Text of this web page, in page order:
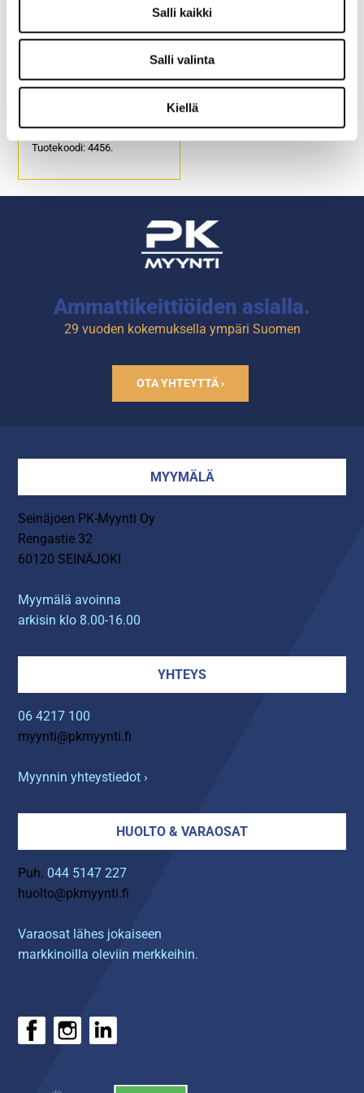
Salli kaikki
Salli valinta
Kiellä
suikaleterä H8
Tuotekoodi: 4456.
Ammattikeittiöiden asialla.
29 vuoden kokemuksella ympäri Suomen
OTA YHTEYTTÄ ›
MYYMÄLÄ
Seinäjoen PK-Myynti Oy
Rengastie 32
60120 SEINÄJOKI
Myymälä avoinna
arkisin klo 8.00-16.00
YHTEYS
06 4217 100
myynti@pkmyynti.fi
Myynnin yhteystiedot ›
HUOLTO & VARAOSAT
Puh. 044 5147 227
huolto@pkmyynti.fi
Varaosat lähes jokaiseen
markkinoilla oleviin merkkeihin.